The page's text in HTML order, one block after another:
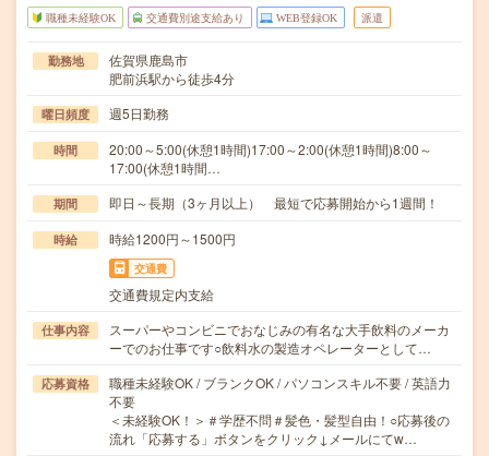
職種未経験OK 交通費別途支給あり WEB登録OK 派遣
勤務地
佐賀県鹿島市
肥前浜駅から徒歩4分
曜日頻度 週5日勤務
時間
20:00～5:00(休憩1時間)17:00～2:00(休憩1時間)8:00～
17:00(休憩1時間…
期間 即日～長期（3ヶ月以上） 最短で応募開始から1週間！
時給 時給1200円～1500円
交通費
交通費規定内支給
仕事内容
スーパーやコンビニでおなじみの有名な大手飲料のメーカ
ーでのお仕事です○飲料水の製造オペレーターとして…
応募資格
職種未経験OK / ブランクOK / パソコンスキル不要 / 英語力
不要
＜未経験OK！＞＃学歴不問＃髪色・髪型自由！○応募後の
流れ「応募する」ボタンをクリック↓メールにてw…